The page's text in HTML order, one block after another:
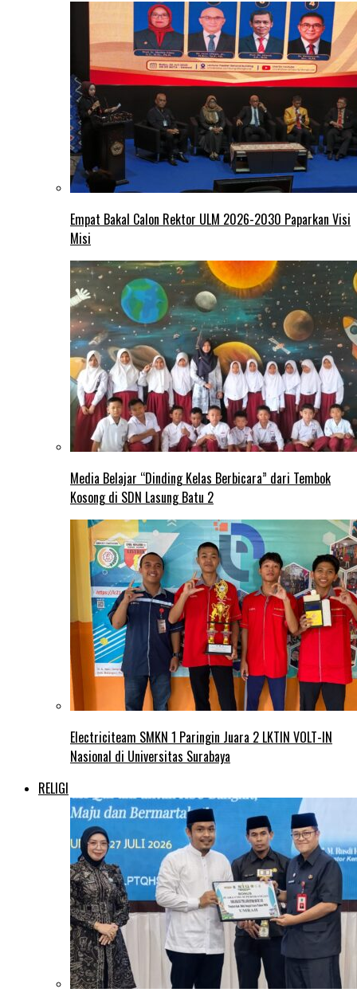
Empat Bakal Calon Rektor ULM 2026-2030 Paparkan Visi
Misi
Media Belajar “Dinding Kelas Berbicara” dari Tembok
Kosong di SDN Lasung Batu 2
Electriciteam SMKN 1 Paringin Juara 2 LKTIN VOLT-IN
Nasional di Universitas Surabaya
RELIGI